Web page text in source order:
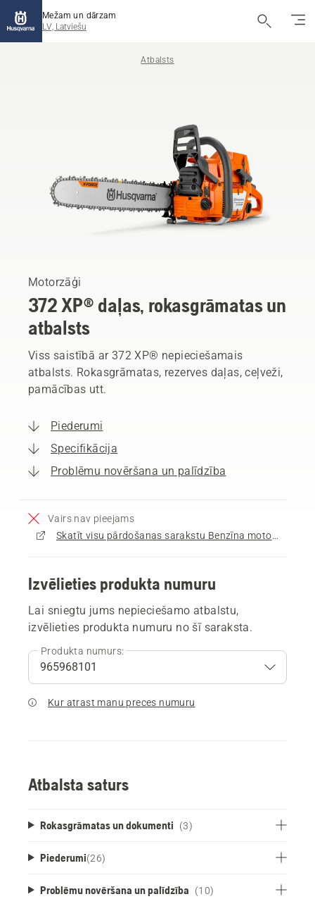
Mežam un dārzam
LV, Latviešu
Atbalsts
Motorzāģi
372 XP® daļas, rokasgrāmatas un
atbalsts
Viss saistībā ar 372 XP® nepieciešamais
atbalsts. Rokasgrāmatas, rezerves daļas, ceļveži,
pamācības utt.
Piederumi
Specifikācija
Problēmu novēršana un palīdzība
Vairs nav pieejams
Skatīt visu pārdošanas sarakstu Benzīna motorzāģi
Izvēlieties produkta numuru
Lai sniegtu jums nepieciešamo atbalstu,
izvēlieties produkta numuru no šī saraksta.
Produkta numurs:
Kur atrast manu preces numuru
Atbalsta saturs
Rokasgrāmatas un dokumenti (3)
Piederumi(26)
Problēmu novēršana un palīdzība (10)